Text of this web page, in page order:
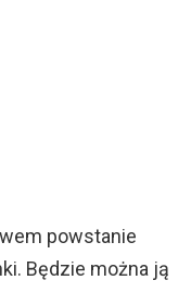
powstanie
Będzie można ją